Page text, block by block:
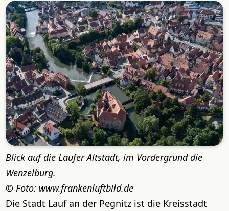
Blick auf die Laufer Altstadt, im Vordergrund die
Wenzelburg.
Foto: www.frankenluftbild.de
Die Stadt Lauf an der Pegnitz ist die Kreisstadt